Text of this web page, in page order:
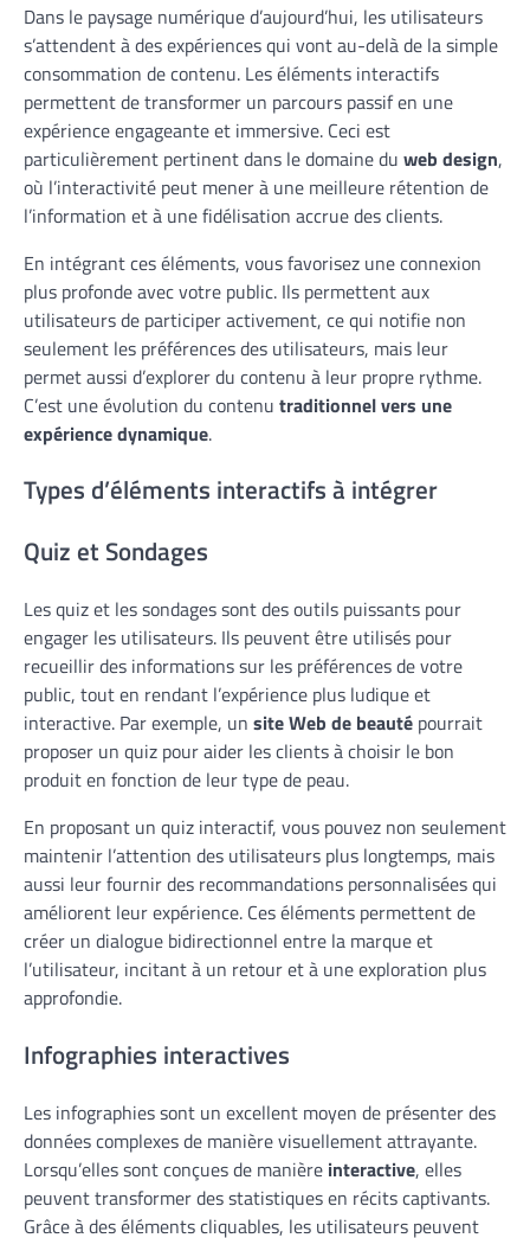
Dans le paysage numérique d’aujourd’hui, les utilisateurs
s’attendent à des expériences qui vont au-delà de la simple
consommation de contenu. Les éléments interactifs
permettent de transformer un parcours passif en une
expérience engageante et immersive. Ceci est
particulièrement pertinent dans le domaine du web design,
où l’interactivité peut mener à une meilleure rétention de
l’information et à une fidélisation accrue des clients.
En intégrant ces éléments, vous favorisez une connexion
plus profonde avec votre public. Ils permettent aux
utilisateurs de participer activement, ce qui notifie non
seulement les préférences des utilisateurs, mais leur
permet aussi d’explorer du contenu à leur propre rythme.
C’est une évolution du contenu traditionnel vers une
expérience dynamique.
Types d’éléments interactifs à intégrer
Quiz et Sondages
Les quiz et les sondages sont des outils puissants pour
engager les utilisateurs. Ils peuvent être utilisés pour
recueillir des informations sur les préférences de votre
public, tout en rendant l’expérience plus ludique et
interactive. Par exemple, un site Web de beauté pourrait
proposer un quiz pour aider les clients à choisir le bon
produit en fonction de leur type de peau.
En proposant un quiz interactif, vous pouvez non seulement
maintenir l’attention des utilisateurs plus longtemps, mais
aussi leur fournir des recommandations personnalisées qui
améliorent leur expérience. Ces éléments permettent de
créer un dialogue bidirectionnel entre la marque et
l’utilisateur, incitant à un retour et à une exploration plus
approfondie.
Infographies interactives
Les infographies sont un excellent moyen de présenter des
données complexes de manière visuellement attrayante.
Lorsqu’elles sont conçues de manière interactive, elles
peuvent transformer des statistiques en récits captivants.
Grâce à des éléments cliquables, les utilisateurs peuvent